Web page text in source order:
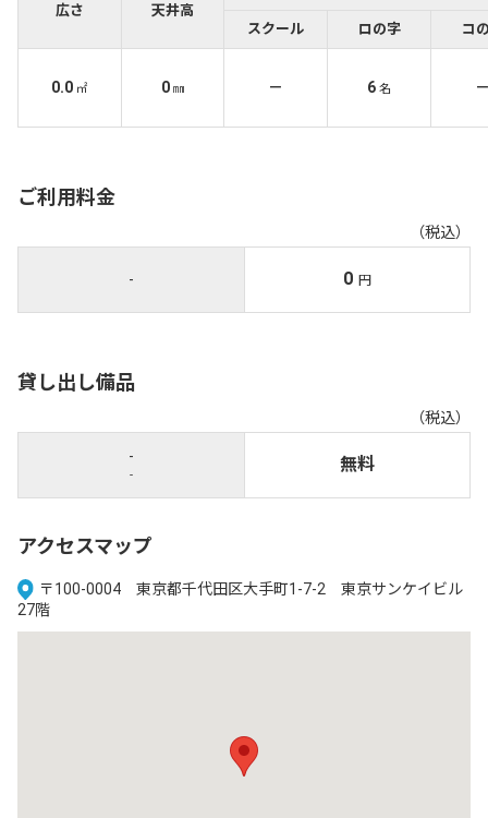
広さ
天井高
スクール
ロの字 コ
0.0 ㎡ 0 ㎜ － 6 名
ご利用料金
（税込）
- 0 円
貸し出し備品
（税込）
-
-
無料
アクセスマップ
〒100-0004 東京都千代田区大手町1-7-2 東京サンケイビル
27階